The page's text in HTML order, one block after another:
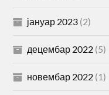
јануар 2023 (2)
децембар 2022 (5)
новембар 2022 (1)